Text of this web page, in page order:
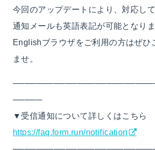
今回のアップデートにより、対応し
通知メールも英語表記が可能となりま
Englishブラウザをご利用の方はぜひ
ませ。
─────
▼受信通知について詳しくはこちら
https://faq.form.run/notification